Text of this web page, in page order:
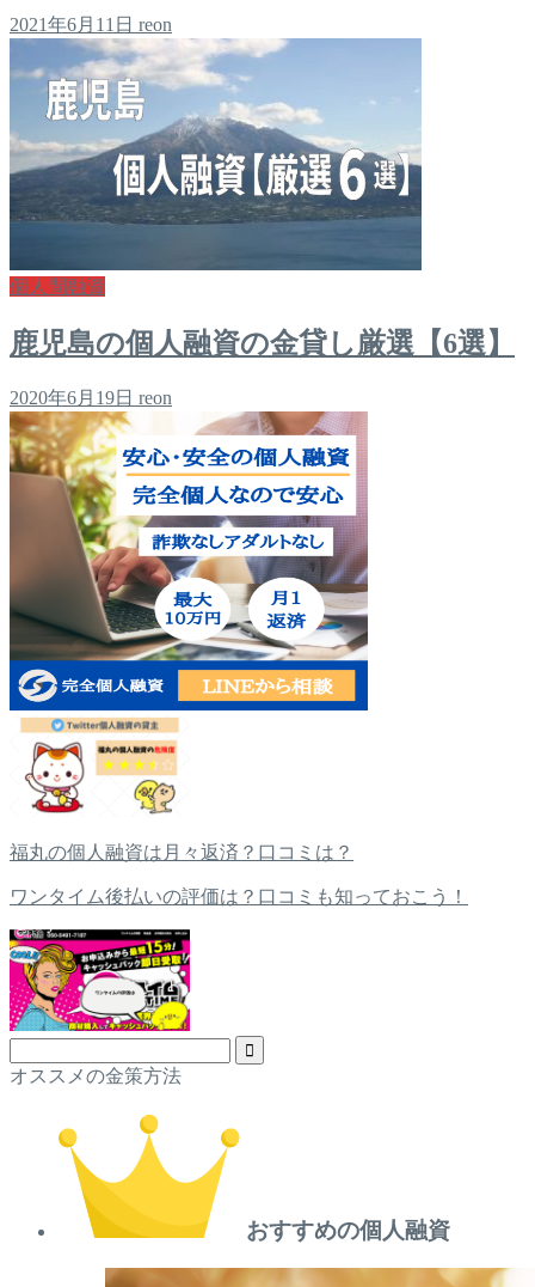
2021年6月11日 reon
個人間融資
鹿児島の個人融資の金貸し厳選【6選】
2020年6月19日 reon
福丸の個人融資は月々返済？口コミは？
ワンタイム後払いの評価は？口コミも知っておこう！
オススメの金策方法
おすすめの個人融資